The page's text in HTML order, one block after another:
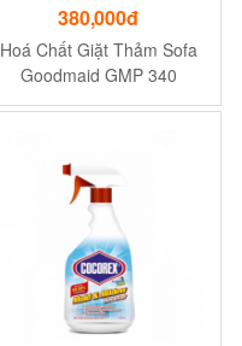
380,000đ
Hoá Chất Giặt Thảm Sofa
Goodmaid GMP 340
EXTRA FOAM 5L